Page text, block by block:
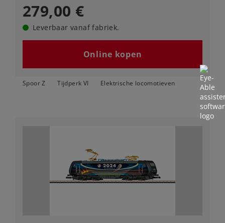
279,00 €
Leverbaar vanaf fabriek.
Online kopen
Spoor Z Tijdperk VI Elektrische locomotieven